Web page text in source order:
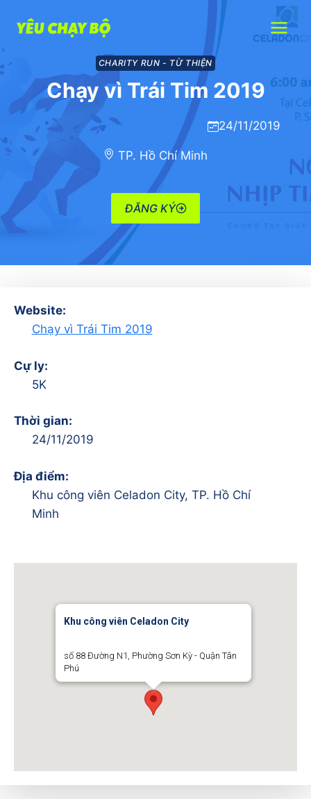
content
CHARITY RUN - TỪ THIỆN
Chạy vì Trái Tim 2019
24/11/2019
TP. Hồ Chí Minh
ĐĂNG KÝ
Website:
Chạy vì Trái Tim 2019
Cự ly:
5K
Thời gian:
24/11/2019
Địa điểm:
Khu công viên Celadon City, TP. Hồ Chí
Minh
Khu công viên Celadon City
số 88 Đường N1, Phường Sơn Kỳ - Quận Tân
Phú